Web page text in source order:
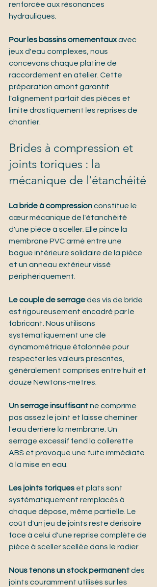
renforcée aux résonances
hydrauliques.
Pour les bassins ornementaux avec
jeux d'eau complexes, nous
concevons chaque platine de
raccordement en atelier. Cette
préparation amont garantit
l'alignement parfait des pièces et
limite drastiquement les reprises de
chantier.
Brides à compression et
joints toriques : la
mécanique de l'étanchéité
La bride à compression constitue le
cœur mécanique de l'étanchéité
d'une pièce à sceller. Elle pince la
membrane PVC armé entre une
bague intérieure solidaire de la pièce
et un anneau extérieur vissé
périphériquement.
Le couple de serrage des vis de bride
est rigoureusement encadré par le
fabricant. Nous utilisons
systématiquement une clé
dynamométrique étalonnée pour
respecter les valeurs prescrites,
généralement comprises entre huit et
douze Newtons-mètres.
Un serrage insuffisant ne comprime
pas assez le joint et laisse cheminer
l'eau derrière la membrane. Un
serrage excessif fend la collerette
ABS et provoque une fuite immédiate
à la mise en eau.
Les joints toriques et plats sont
systématiquement remplacés à
chaque dépose, même partielle. Le
coût d'un jeu de joints reste dérisoire
face à celui d'une reprise complète de
pièce à sceller scellée dans le radier.
Nous tenons un stock permanent des
joints couramment utilisés sur les